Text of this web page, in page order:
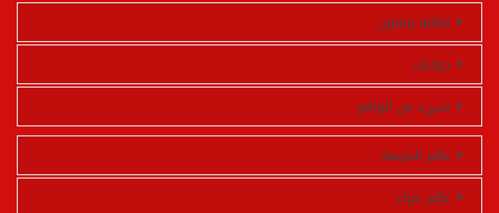
ثقافة وفنون
دوليات
شيء من الواقع
عالم الجريمة
عالم حواء